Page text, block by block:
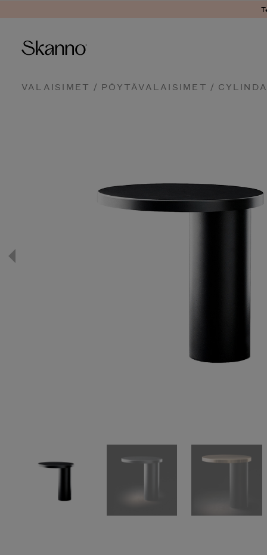
Haku
VALAISIMET / PÖYTÄVALAISIMET /